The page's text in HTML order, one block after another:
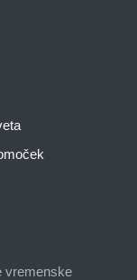
vremenske